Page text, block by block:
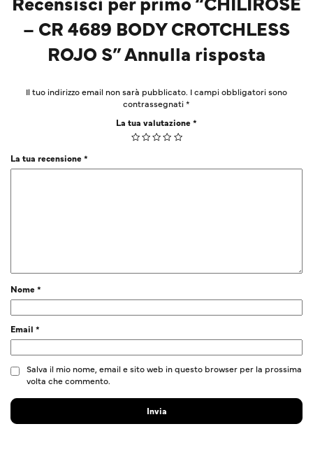
– CR 4689 BODY CROTCHLESS
ROJO S” Annulla risposta
Il tuo indirizzo email non sarà pubblicato. I campi obbligatori sono
contrassegnati*
La tua valutazione*
La tua recensione*
Nome*
Email *
Salva il mio nome, email e sito web in questo browser per la prossima
volta che commento.